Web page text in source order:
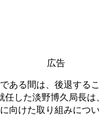
広告
である間は、後退する
任した淡野博久局長は
向けた取り組みにつ